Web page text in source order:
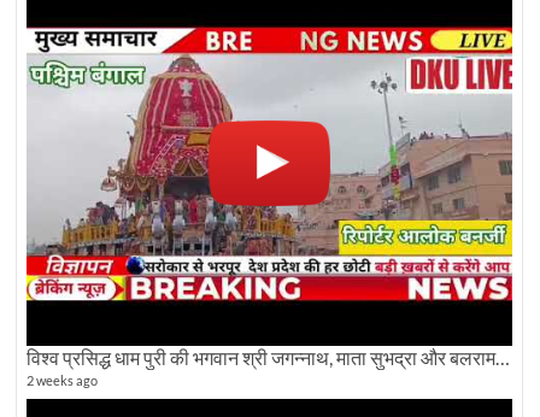
विश्व प्रसिद्ध धाम पुरी की भगवान श्री जगन्नाथ, माता सुभद्रा और बलराम जी की भव्य शोभा यात्रा देखिए
2 weeks ago